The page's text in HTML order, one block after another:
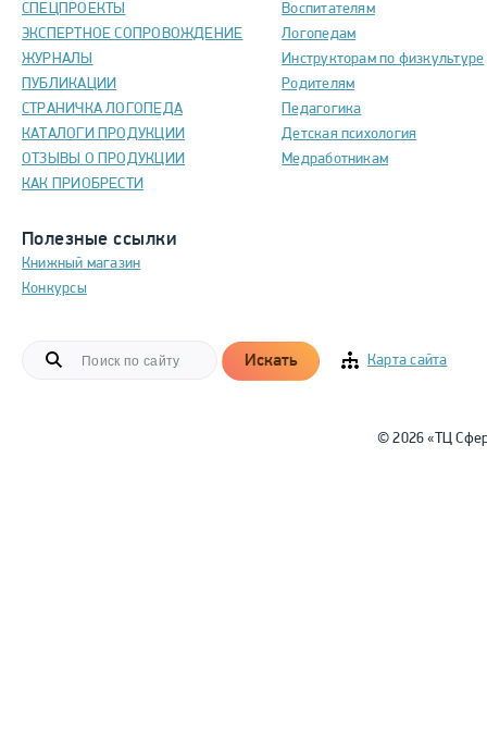
СПЕЦПРОЕКТЫ
ЭКСПЕРТНОЕ СОПРОВОЖДЕНИЕ
ЖУРНАЛЫ
ПУБЛИКАЦИИ
СТРАНИЧКА ЛОГОПЕДА
КАТАЛОГИ ПРОДУКЦИИ
ОТЗЫВЫ О ПРОДУКЦИИ
КАК ПРИОБРЕСТИ
Полезные ссылки
Книжный магазин
Конкурсы
Воспитателям
Логопедам
Инструкторам по физкультуре
Родителям
Педагогика
Детская психология
Медработникам
Искать Карта сайта
© 2026 «ТЦ